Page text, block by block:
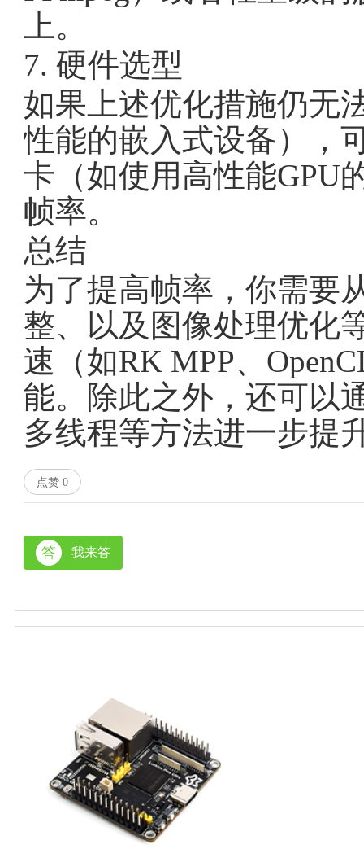
上。
7. 硬件选型
如果上述优化措施仍无
性能的嵌入式设备），
卡（如使用高性能GPU
帧率。
总结
为了提高帧率，你需要
整、以及图像处理优化
速（如RK MPP、
能。除此之外，还可以
多线程等方法进一步提
点赞 0
答 我来答